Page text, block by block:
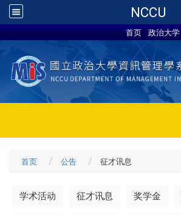
NCCU
首页 政治大学
首页 公告 征才讯息
学术活动 征才讯息 奖学金